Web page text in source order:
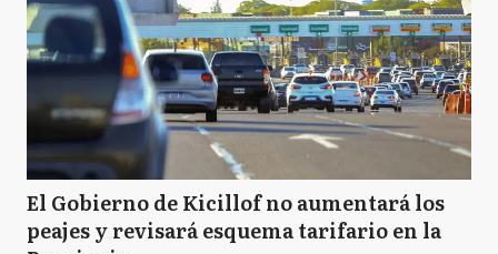
El Gobierno de Kicillof no aumentará los
peajes y revisará esquema tarifario en la